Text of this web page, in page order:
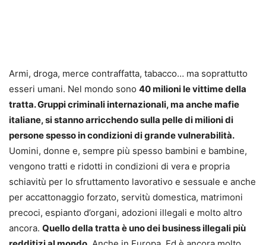
Armi, droga, merce contraffatta, tabacco… ma soprattutto
esseri umani. Nel mondo sono 40 milioni le vittime della
tratta. Gruppi criminali internazionali, ma anche mafie
italiane, si stanno arricchendo sulla pelle di milioni di
persone spesso in condizioni di grande vulnerabilità.
Uomini, donne e, sempre più spesso bambini e bambine,
vengono tratti e ridotti in condizioni di vera e propria
schiavitù per lo sfruttamento lavorativo e sessuale e anche
per accattonaggio forzato, servitù domestica, matrimoni
precoci, espianto d’organi, adozioni illegali e molto altro
ancora. Quello della tratta è uno dei business illegali più